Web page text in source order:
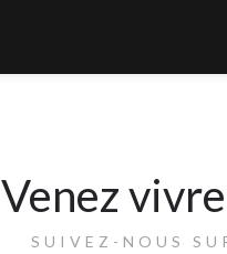
Venez
SUIVEZ-NOUS